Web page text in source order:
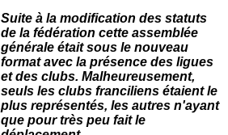
Suite à la modification des statuts
de la fédération cette assemblée
générale était sous le nouveau
format avec la présence des ligues
et des clubs. Malheureusement,
seuls les clubs franciliens étaient le
plus représentés, les autres n'ayant
que pour très peu fait le